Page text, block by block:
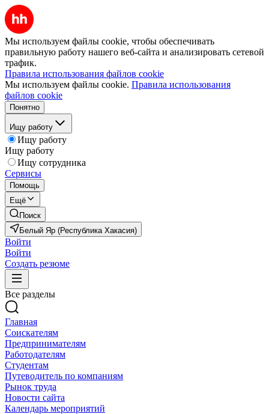
Мы используем файлы cookie, чтобы обеспечивать
правильную работу нашего веб-сайта и анализировать сетевой
трафик.
Правила использования файлов cookie
Мы используем файлы cookie. Правила использования
файлов cookie
Понятно
Ищу работу
Ищу работу
Ищу работу
Ищу сотрудника
Сервисы
Помощь
Ещё
Поиск
Белый Яр (Республика Хакасия)
Войти
Войти
Создать резюме
Все разделы
Главная
Соискателям
Предпринимателям
Работодателям
Студентам
Путеводитель по компаниям
Рынок труда
Новости сайта
Календарь мероприятий